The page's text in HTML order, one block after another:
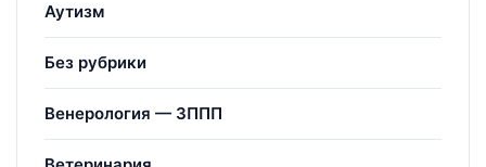
Аутизм
Без рубрики
Венерология — ЗППП